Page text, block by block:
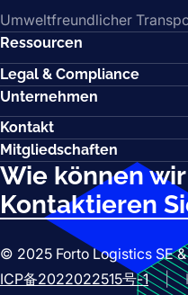
Umweltfreundlicher
Ressourcen
Legal & Compliance
Unternehmen
Kontakt
Mitgliedschaften
Wie können
Kontaktieren
© 2025 Forto Logistics SE &
ICP备2022022515号-1
|